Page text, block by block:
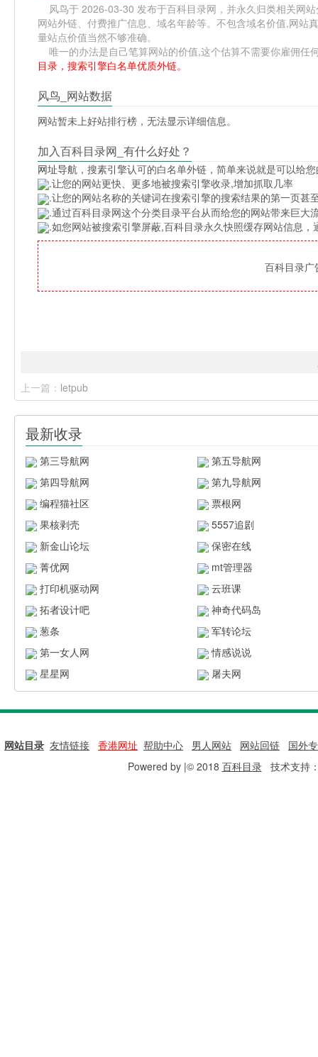
风鸟于 2026-03-30 发布于百科目录网，并永久归类相关网
网站外链、付费推广信息、域名年龄等。不包含域名价值,网
量站点价值当然不够准确。
唯一的办法是自己笔算网站的价值,这个估算不需要你雇佣任
目录，搜索引擎白名单优质外链。
风鸟_网站数据
网站暂未上好站排行榜，无法显示详细信息。
加入百科目录网_有什么好处？
网址导航 ，搜素引擎认可的白名单外链，简单来说就是可以给
.让您的网站更快、更多地被搜索引擎收录,增加抓取几率
.让您的网站名称的关键词在搜索引擎的搜索结果的第一页甚
.通过百科目录网这个分类目录平台从而给您的网站带来巨大
.如您网站被搜索引擎屏蔽,百科目录永久快照缓存网站信息
百科目录
上一篇： letpub
最新收录
第三导航网
第五导航网
第四导航网
第九导航网
编程猫社区
票根网
果核剥壳
5557追剧
新金山论坛
保密在线
菁优网
mt管理器
打印机驱动网
云班课
拓者设计吧
神奇代码岛
葱条
军转论坛
第一女人网
情感说说
星星网
屠夫网
网站目录 友情链接 香港网址 帮助中心 男人网站 网站回链
国外
Powered by |© 2018 百科目录技术支持